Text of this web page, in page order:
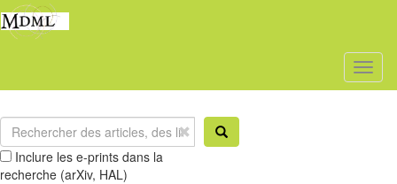
Inclure les e-prints dans la
recherche (arXiv, HAL)